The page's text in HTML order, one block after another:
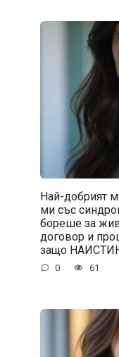
Най-добрият
ми със
бореше за
договор и
защо
0 61